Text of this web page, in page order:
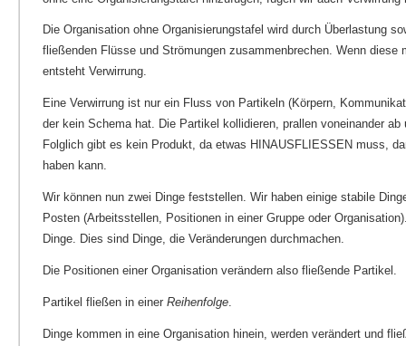
Die Organisation ohne Organisierungstafel wird durch Überlastung
fließenden Flüsse und Strömungen zusammenbrechen. Wenn diese
entsteht Verwirrung.
Eine Verwirrung ist nur ein Fluss von Partikeln (Körpern,
der kein Schema hat. Die Partikel kollidieren, prallen voneinander ab
Folglich gibt es kein Produkt, da etwas HINAUSFLIESSEN muss,
haben kann.
Wir können nun zwei Dinge feststellen. Wir haben einige stabile
Posten (Arbeitsstellen, Positionen in einer Gruppe oder
Dinge. Dies sind Dinge, die Veränderungen durchmachen.
Die Positionen einer Organisation verändern also fließende Partikel.
Partikel fließen in einer Reihenfolge
Dinge kommen in eine Organisation hinein, werden verändert und